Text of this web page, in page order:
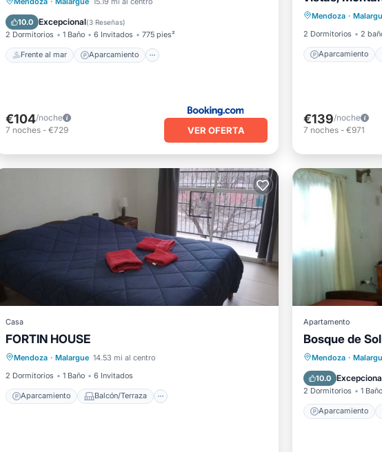
10.0 Excepcional(3 Reseñas)
2 Dormitorios 1 Baño 6 Invitados 775 pies²
Frente al mar Aparcamiento
Vista al mar
€104/noche
7 noches - €729 VER OFERTA
Mendoza ·
2 Dormitorios
2
Aparcamiento
€139/noche
7 noches - €971
Casa
FORTIN HOUSE
Mendoza · Malargue 14.53 mi al centro
2 Dormitorios
1 Baño 6 Invitados
Aparcamiento Balcón/Terraza
Aparcamiento
Internet
Se admiten mascotas
Apartamento
Bosque de
Mendoza ·
10.0
2 Dormitorios 1 Baño
Aparcamiento